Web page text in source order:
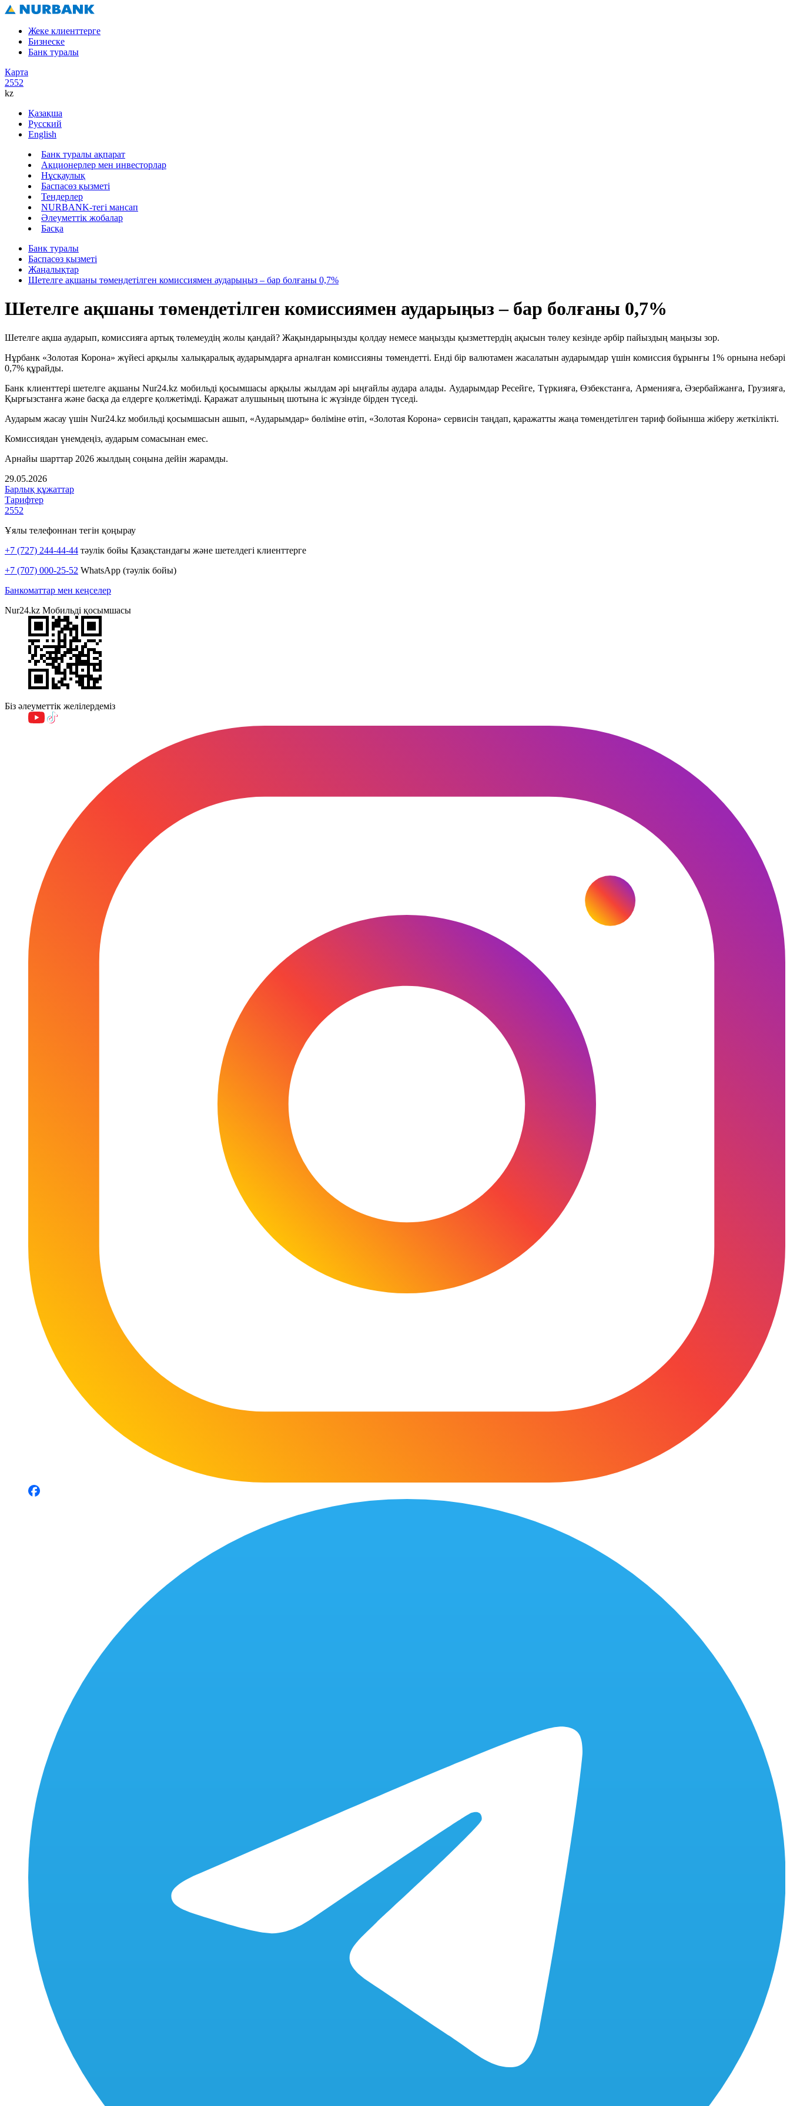
Жеке клиенттерге
Бизнеске
Банк туралы
Карта
2552
kz
Қазақша
Русский
English
Банк туралы ақпарат
Акционерлер мен инвесторлар
Нұсқаулық
Баспасөз қызметі
Тендерлер
NURBANK-тегі мансап
Әлеуметтік жобалар
Басқа
Банк туралы
Баспасөз қызметі
Жаңалықтар
Шетелге ақшаны төмендетілген комиссиямен аударыңыз – бар болғаны 0,7%
Шетелге ақшаны төмендетілген комиссиямен аударыңыз – бар болғаны 0,7%
Шетелге ақша аударып, комиссияға артық төлемеудің жолы қандай? Жақындарыңызды қолдау немесе маңызды қызметтердің ақысын төлеу кезінде әрбір пайыздың маңызы зор.
Нұрбанк «Золотая Корона» жүйесі арқылы халықаралық аударымдарға арналған комиссияны төмендетті. Енді бір валютамен жасалатын аударымдар үшін комиссия бұрынғы 1% орнына небәрі
0,7% құрайды.
Банк клиенттері шетелге ақшаны Nur24.kz мобильді қосымшасы арқылы жылдам әрі ыңғайлы аудара алады. Аударымдар Ресейге, Түркияға, Өзбекстанға, Арменияға, Әзербайжанға, Грузияға,
Қырғызстанға және басқа да елдерге қолжетімді. Қаражат алушының шотына іс жүзінде бірден түседі.
Аударым жасау үшін Nur24.kz мобильді қосымшасын ашып, «Аударымдар» бөліміне өтіп, «Золотая Корона» сервисін таңдап, қаражатты жаңа төмендетілген тариф бойынша жіберу жеткілікті.
Комиссиядан үнемдеңіз, аударым сомасынан емес.
Арнайы шарттар 2026 жылдың соңына дейін жарамды.
29.05.2026
Барлық құжаттар
Тарифтер
2552
Ұялы телефоннан тегін қоңырау
+7 (727) 244-44-44 тәулік бойы Қазақстандағы және шетелдегі клиенттерге
+7 (707) 000-25-52 WhatsApp (тәулік бойы)
Банкоматтар мен кеңселер
Nur24.kz Мобильді қосымшасы
Біз әлеуметтік желілердеміз